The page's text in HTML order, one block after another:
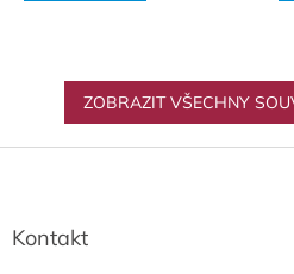
ZOBRAZIT VŠECHNY
Kontakt